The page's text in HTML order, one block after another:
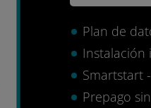
Plan de
Instalación
Smartstart
Prepago